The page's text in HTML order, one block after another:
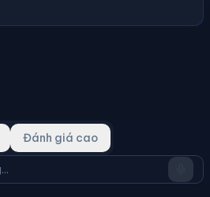
Đánh giá cao